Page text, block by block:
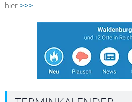
hier >>>